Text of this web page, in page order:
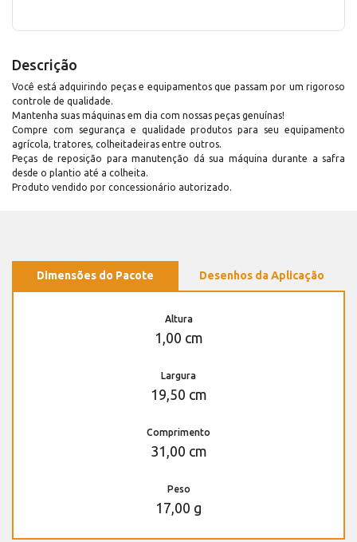
Descrição
Você está adquirindo peças e equipamentos que passam por um rigoroso
controle de qualidade.
Mantenha suas máquinas em dia com nossas peças genuínas!
Compre com segurança e qualidade produtos para seu equipamento
agrícola, tratores, colheitadeiras entre outros.
Peças de reposição para manutenção dá sua máquina durante a safra
desde o plantio até a colheita.
Produto vendido por concessionário autorizado.
Dimensões do Pacote Desenhos da Aplicação
Altura
1,00 cm
Largura
19,50 cm
Comprimento
31,00 cm
Peso
17,00 g